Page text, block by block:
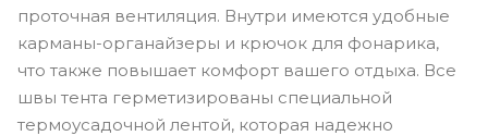
проточная вентиляция. Внутри имеются удобные
карманы-органайзеры и крючок для фонарика,
что также повышает комфорт вашего отдыха. Все
швы тента герметизированы специальной
термоусадочной лентой, которая надежно